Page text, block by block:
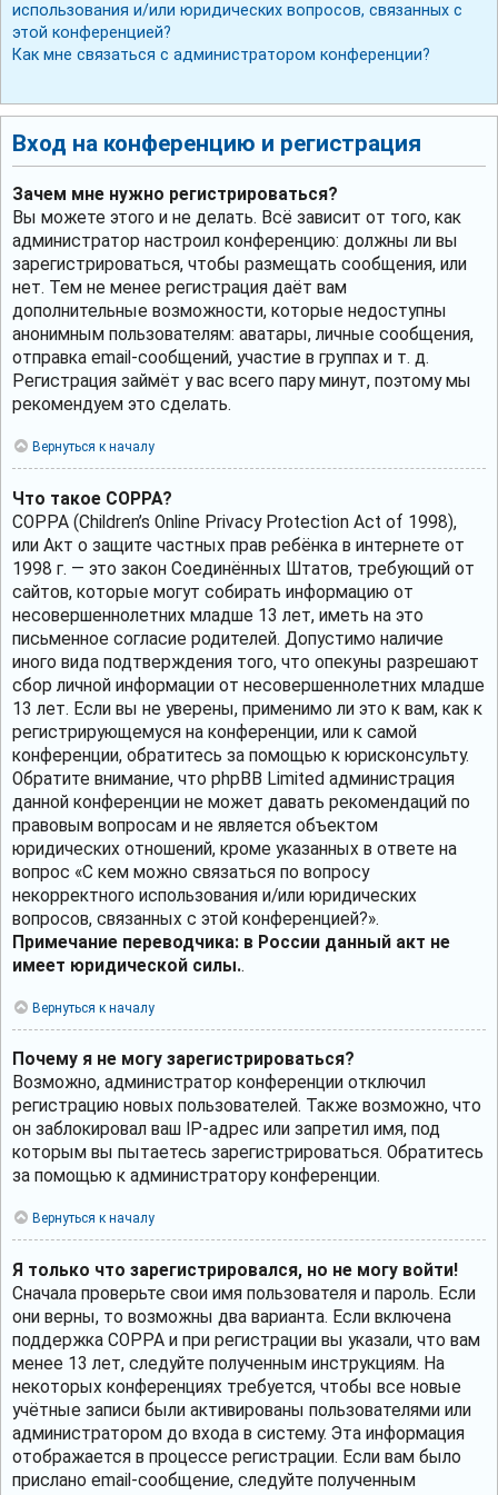
использования и/или юридических вопросов, связанных с
этой конференцией?
Как мне связаться с администратором конференции?
Вход на конференцию и регистрация
Зачем мне нужно регистрироваться?
Вы можете этого и не делать. Всё зависит от того, как
администратор настроил конференцию: должны ли вы
зарегистрироваться, чтобы размещать сообщения, или
нет. Тем не менее регистрация даёт вам
дополнительные возможности, которые недоступны
анонимным пользователям: аватары, личные сообщения,
отправка email-сообщений, участие в группах и т. д.
Регистрация займёт у вас всего пару минут, поэтому мы
рекомендуем это сделать.
Вернуться к началу
Что такое COPPA?
COPPA (Children’s Online Privacy Protection Act of 1998),
или Акт о защите частных прав ребёнка в интернете от
1998 г. — это закон Соединённых Штатов, требующий от
сайтов, которые могут собирать информацию от
несовершеннолетних младше 13 лет, иметь на это
письменное согласие родителей. Допустимо наличие
иного вида подтверждения того, что опекуны разрешают
сбор личной информации от несовершеннолетних младше
13 лет. Если вы не уверены, применимо ли это к вам, как к
регистрирующемуся на конференции, или к самой
конференции, обратитесь за помощью к юрисконсульту.
Обратите внимание, что phpBB Limited администрация
данной конференции не может давать рекомендаций по
правовым вопросам и не является объектом
юридических отношений, кроме указанных в ответе на
вопрос «С кем можно связаться по вопросу
некорректного использования и/или юридических
вопросов, связанных с этой конференцией?».
Примечание переводчика: в России данный акт не
имеет юридической силы..
Вернуться к началу
Почему я не могу зарегистрироваться?
Возможно, администратор конференции отключил
регистрацию новых пользователей. Также возможно, что
он заблокировал ваш IP-адрес или запретил имя, под
которым вы пытаетесь зарегистрироваться. Обратитесь
за помощью к администратору конференции.
Вернуться к началу
Я только что зарегистрировался, но не могу войти!
Сначала проверьте свои имя пользователя и пароль. Если
они верны, то возможны два варианта. Если включена
поддержка COPPA и при регистрации вы указали, что вам
менее 13 лет, следуйте полученным инструкциям. На
некоторых конференциях требуется, чтобы все новые
учётные записи были активированы пользователями или
администратором до входа в систему. Эта информация
отображается в процессе регистрации. Если вам было
прислано email-сообщение, следуйте полученным